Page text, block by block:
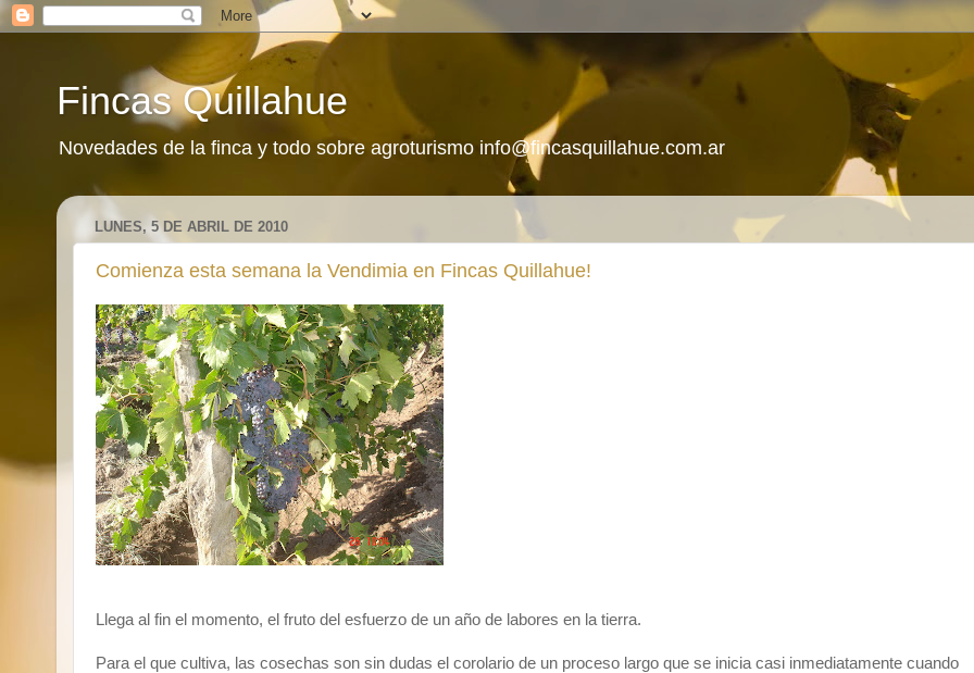
Fincas Quillahue
Novedades de la finca y todo sobre agroturismo info@fincasquillahue.com.ar
LUNES, 5 DE ABRIL DE 2010
Comienza esta semana la Vendimia en Fincas Quillahue!
Llega al fin el momento, el fruto del esfuerzo de un año de labores en la tierra.
Para el que cultiva, las cosechas son sin dudas el corolario de un proceso largo que se inicia casi inmediatamente cuando